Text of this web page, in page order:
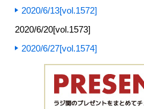
2020/6/13[vol.1572]
2020/6/20[vol.1573]
2020/6/27[vol.1574]